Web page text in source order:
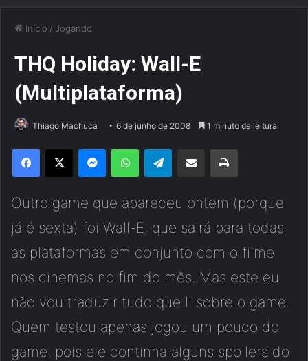
Início / Jogando
THQ Holiday: Wall-E
(Multiplataforma)
Thiago Machuca 6 de junho de 2008 1 minuto de leitura
Outro game que apareceu ontem (porque
já é sexta) foi Wall-E, que sairá para todas
as plataformas em conjunto com o filme
nos cinemas no fim do mês. Mas este eu
não vou traduzir tudo que li sobre o game.
Quem testou apenas jogou um pouco do
game, pois ele continha alguns spoilers do